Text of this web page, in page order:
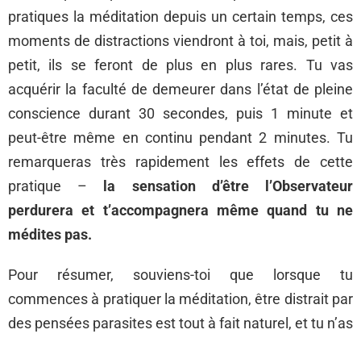
pratiques la méditation depuis un certain temps, ces
moments de distractions viendront à toi, mais, petit à
petit, ils se feront de plus en plus rares. Tu vas
acquérir la faculté de demeurer dans l’état de pleine
conscience durant 30 secondes, puis 1 minute et
peut-être même en continu pendant 2 minutes. Tu
remarqueras très rapidement les effets de cette
pratique –
la sensation d’être l’Observateur
perdurera et t’accompagnera même quand tu ne
médites pas.
Pour résumer, souviens-toi que lorsque tu
commences à pratiquer la méditation, être distrait par
des pensées parasites est tout à fait naturel, et tu n’as